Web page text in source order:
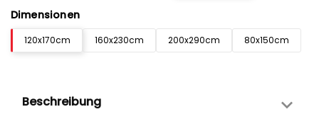
Dimensionen
120x170cm 160x230cm 200x290cm 80x150cm
Beschreibung